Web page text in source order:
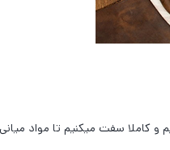
و کاملا سفت میکنیم تا مواد